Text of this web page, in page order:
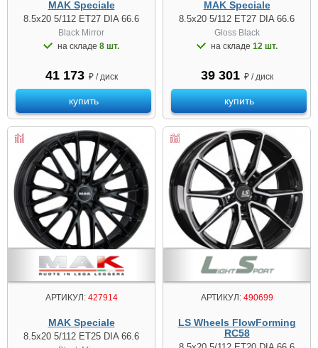
MAK Speciale
8.5x20 5/112 ET27 DIA 66.6
Black Mirror
на складе 8 шт.
41 173 ₽ / диск
купить
MAK Speciale
8.5x20 5/112 ET27 DIA 66.6
Gloss Black
на складе 12 шт.
39 301 ₽ / диск
купить
АРТИКУЛ:427914
MAK Speciale
8.5x20 5/112 ET25 DIA 66.6
АРТИКУЛ:490699
LS Wheels FlowForming
RC58